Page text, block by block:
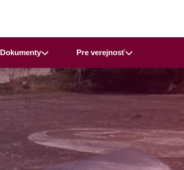
Dokumenty Pre verejnosť